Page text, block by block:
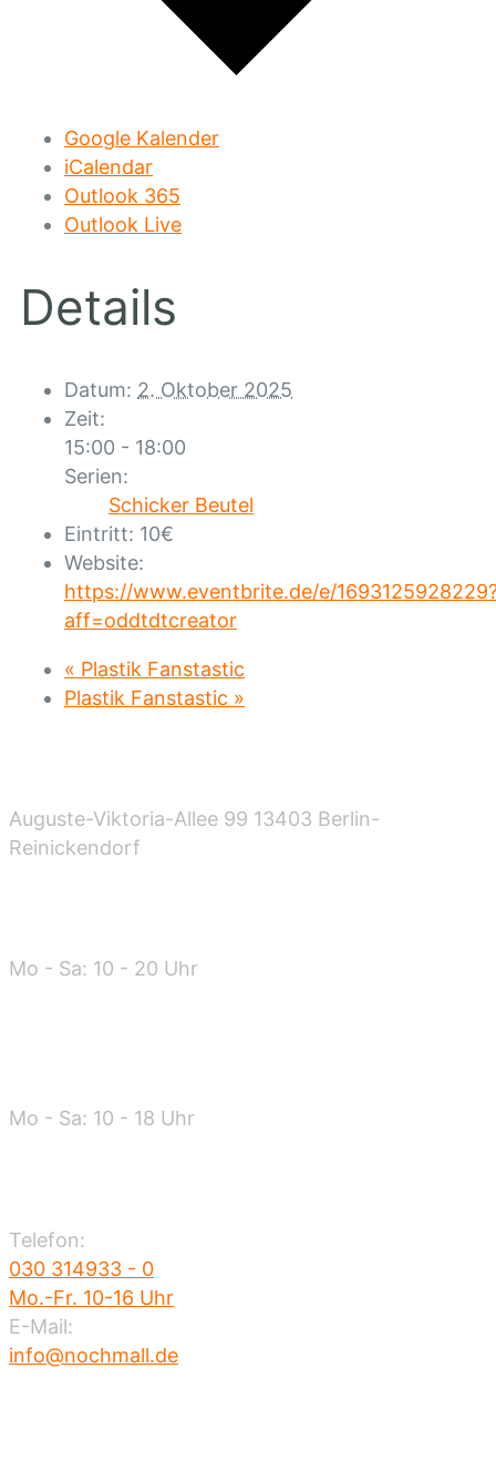
Google Kalender
iCalendar
Outlook 365
Outlook Live
Details
Datum: 2. Oktober 2025
Zeit:
15:00 - 18:00
Serien:
Schicker Beutel
Eintritt: 10€
Website:
https://www.eventbrite.de/e/
aff=oddtdtcreator
« Plastik Fanstastic
Plastik Fanstastic »
Auguste-Viktoria-Allee 99 13403 Berlin-
Reinickendorf
Mo - Sa: 10 - 20 Uhr
Mo - Sa: 10 - 18 Uhr
Telefon:
030 314933 - 0
Mo.-Fr. 10-16 Uhr
E-Mail:
info@nochmall.de